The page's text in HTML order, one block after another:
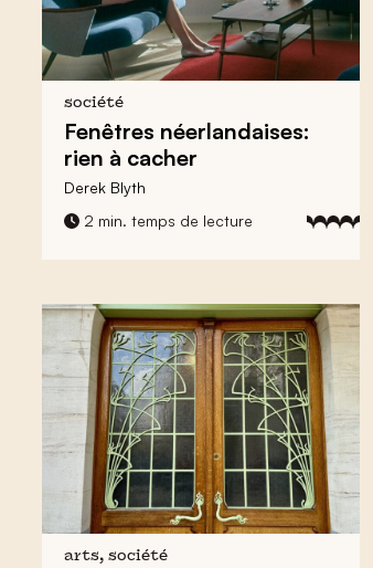
société
Fenêtres néerlandaises:
rien à cacher
Derek Blyth
2 min. temps de lecture
arts, société